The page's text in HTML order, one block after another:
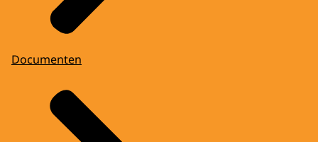
Documenten